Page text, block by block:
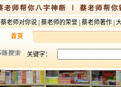
蔡老师对你说 蔡老师的荣誉 蔡老师著作
关键字：